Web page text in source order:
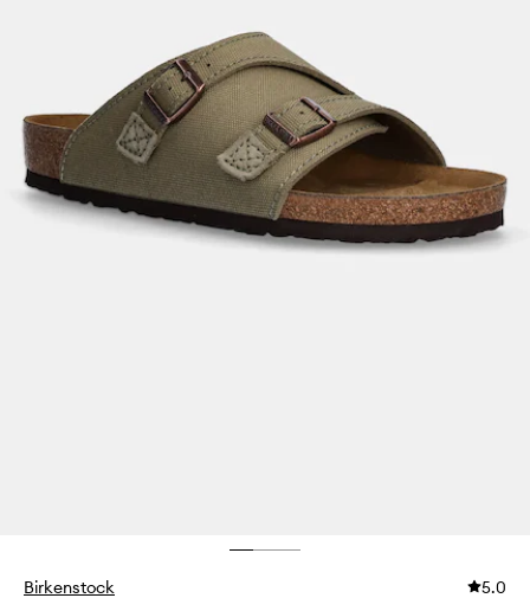
Birkenstock 5.0